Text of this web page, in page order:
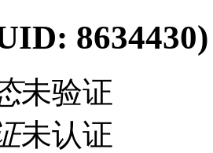
8634430)
未验证
未认证